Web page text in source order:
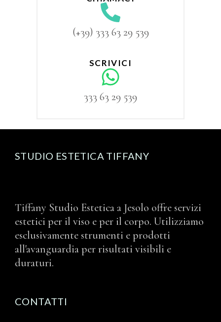
(+39) 333 63 29 539
SCRIVICI
333 63 29 539
STUDIO ESTETICA TIFFANY
Tiffany Studio Estetica a Jesolo offre servizi
estetici per il viso e per il corpo. Utilizziamo
esclusivamente strumenti e prodotti
all'avanguardia per risultati visibili e
duraturi.
CONTATTI